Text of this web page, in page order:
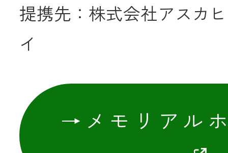
提携先：株式会社アスカ
イ
→メモリアル